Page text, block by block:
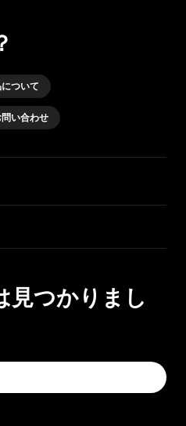
ついて
問い合わせ
見つかりまし